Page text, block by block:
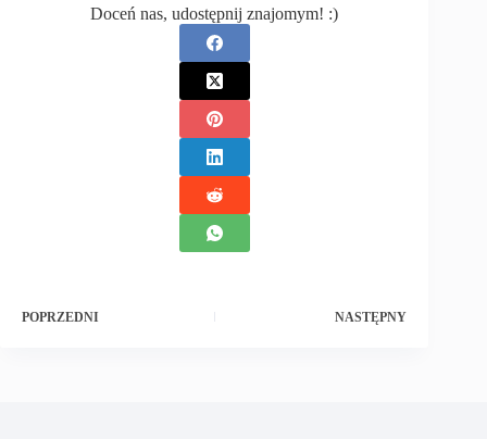
Doceń nas, udostępnij znajomym! :)
POPRZEDNI NASTĘPNY